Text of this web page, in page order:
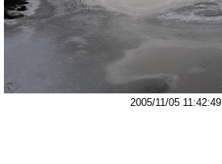
2005/11/05 11:42:49